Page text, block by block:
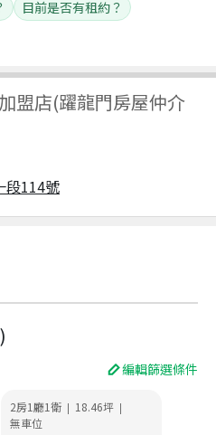
盟店(躍龍門房屋仲介
段114號
目前是否有租約？
)
編輯篩選條件
2房1廳1衛 | 18.46坪 |
無車位